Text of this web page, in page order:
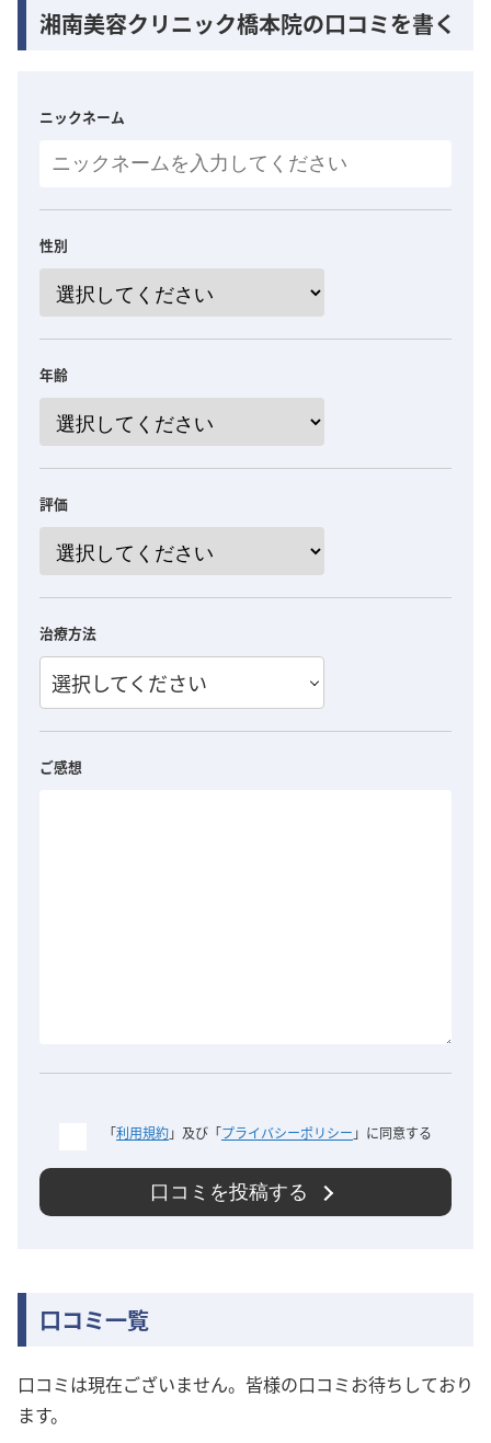
湘南美容クリニック橋本院の口コミを書く
ニックネーム
性別
年齢
評価
治療方法
選択してください
ご感想
「利用規約」及び「プライバシーポリシー 」に同意する
口コミを投稿する
口コミ一覧
口コミは現在ございません。皆様の口コミお待ちしており
ます。